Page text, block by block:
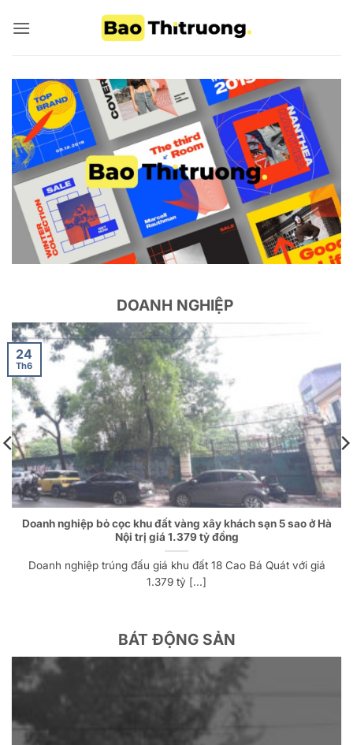
qua
DOANH NGHIỆP
Doanh nghiệp bỏ cọc khu đất vàng xây khách sạn 5 sao ở Hà
Nội trị giá 1.379 tỷ đồng
Doanh nghiệp trúng đấu giá khu đất 18 Cao Bá Quát với giá
1.379 tỷ [...]
24
Th6
BÁT ĐỘNG SẢN